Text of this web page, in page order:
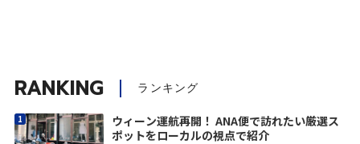
RANKING ランキング
ウィーン運航再開！ ANA便で訪れたい厳選ス
ポットをローカルの視点で紹介